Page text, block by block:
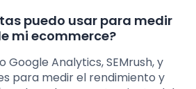
puedo usar para medir
mi ecommerce?
Analytics, SEMrush, y
para medir el rendimiento y